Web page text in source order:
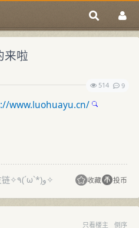
来啦
514
9
www.luohuayu.cn/
个人博客luohuayu.cn，交换友链✧٩(ˊωˋ*)و✧ 收藏 投币
只看楼主 倒序